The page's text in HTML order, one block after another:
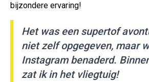
bijzondere ervaring!
Het was een supertof
niet zelf opgegeven, maar
Instagram benaderd.
zat ik in het vliegtuig!